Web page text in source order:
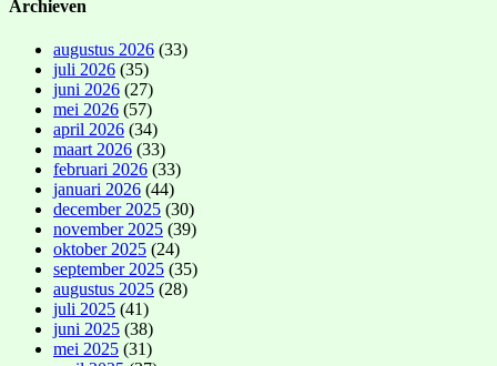
Archieven
augustus 2026 (33)
juli 2026 (35)
juni 2026 (27)
mei 2026 (57)
april 2026 (34)
maart 2026 (33)
februari 2026 (33)
januari 2026 (44)
december 2025 (30)
november 2025 (39)
oktober 2025 (24)
september 2025 (35)
augustus 2025 (28)
juli 2025 (41)
juni 2025 (38)
mei 2025 (31)